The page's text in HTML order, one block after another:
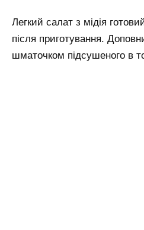
Легкий салат з мідія
після приготування.
шматочком підсушеного в